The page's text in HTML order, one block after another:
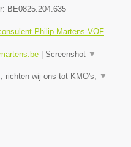
BE0825.204.635
Philip Martens VOF
Screenshot ▼
richten wij ons tot KMO's, ▼